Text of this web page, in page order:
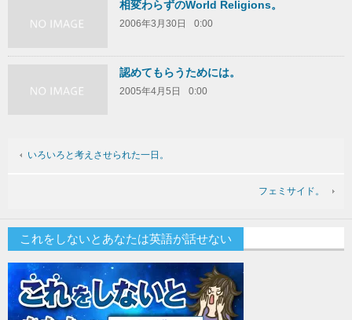
相変わらずのWorld Religions。
2006年3月30日 0:00
認めてもらうためには。
2005年4月5日 0:00
いろいろと考えさせられた一日。
フェミサイド。
これをしないとあなたは英語が話せない